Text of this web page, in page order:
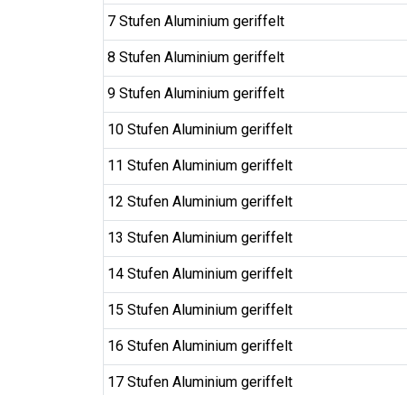
7 Stufen Aluminium geriffelt
8 Stufen Aluminium geriffelt
9 Stufen Aluminium geriffelt
10 Stufen Aluminium geriffelt
11 Stufen Aluminium geriffelt
12 Stufen Aluminium geriffelt
13 Stufen Aluminium geriffelt
14 Stufen Aluminium geriffelt
15 Stufen Aluminium geriffelt
16 Stufen Aluminium geriffelt
17 Stufen Aluminium geriffelt